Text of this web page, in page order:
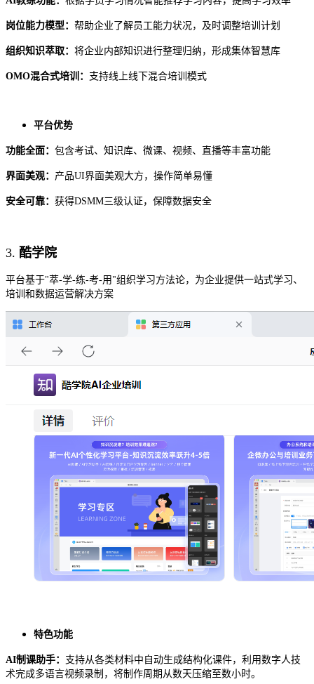
岗位能力模型： 帮助企业了解员工能力状况，及时调整培训计划
组织知识萃取： 将企业内部知识进行整理归纳，形成集体智慧库
OMO混合式培训： 支持线上线下混合培训模式
平台优势
功能全面： 包含考试、知识库、微课、视频、直播等丰富功能
界面美观： 产品UI界面美观大方，操作简单易懂
安全可靠： 获得DSMM三级认证，保障数据安全
3. 酷学院
平台基于"萃-学-练-考-用"组织学习方法论，为企业提供一站式学习、
培训和数据运营解决方案
特色功能
AI制课助手： 支持从各类材料中自动生成结构化课件，利用数字人技
术完成多语言视频录制，将制作周期从数天压缩至数小时。